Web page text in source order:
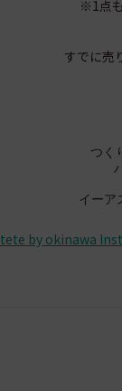
※1点
すでに売
つく
イー
tete by okinawa